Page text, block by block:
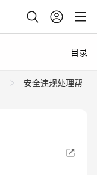
目录
安全违规处理帮